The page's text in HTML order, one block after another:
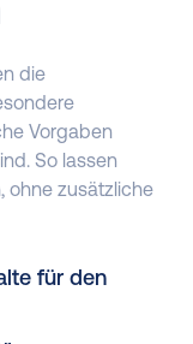
die
Vorgaben
So lassen
ohne zusätzliche
für den